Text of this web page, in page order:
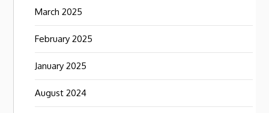
March 2025
February 2025
January 2025
August 2024